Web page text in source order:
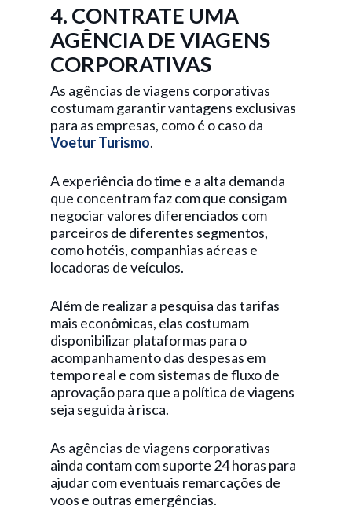
4. CONTRATE UMA
AGÊNCIA DE VIAGENS
CORPORATIVAS
As agências de viagens corporativas
costumam garantir vantagens exclusivas
para as empresas, como é o caso da
Voetur Turismo.
A experiência do time e a alta demanda
que concentram faz com que consigam
negociar valores diferenciados com
parceiros de diferentes segmentos,
como hotéis, companhias aéreas e
locadoras de veículos.
Além de realizar a pesquisa das tarifas
mais econômicas, elas costumam
disponibilizar plataformas para o
acompanhamento das despesas em
tempo real e com sistemas de fluxo de
aprovação para que a política de viagens
seja seguida à risca.
As agências de viagens corporativas
ainda contam com suporte 24 horas para
ajudar com eventuais remarcações de
voos e outras emergências.